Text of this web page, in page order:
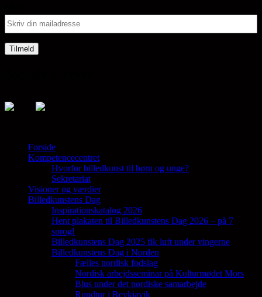
Samler en lang række aktører på tværs af
den billedkunstneriske fødekæde
Forside
Kompetencecentret
Hvorfor billedkunst til børn og unge?
Sekretariat
Visioner og værdier
Billedkunstens Dag
Inspirationskatalog 2026
Hent plakaten til Billedkunstens Dag 2026 – på 7
sprog!
Billedkunstens Dag 2025 fik luft under vingerne
Billedkunstens Dag i Norden
Fælles nordisk fodslag
Nordisk arbejdsseminar på Kulturmødet Mors
Blus under det nordiske samarbejde
Rundtur i Reykjavik